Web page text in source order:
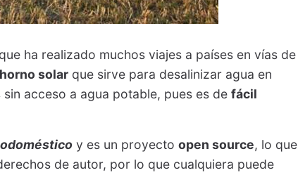
ha realizado muchos viajes a países en vías de
horno solar que sirve para desalinizar agua en
acceso a agua potable, pues es de fácil
y es un proyecto open source, lo que
de autor, por lo que cualquiera puede